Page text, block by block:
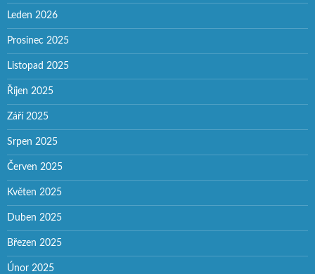
Leden 2026
Prosinec 2025
Listopad 2025
Říjen 2025
Září 2025
Srpen 2025
Červen 2025
Květen 2025
Duben 2025
Březen 2025
Únor 2025